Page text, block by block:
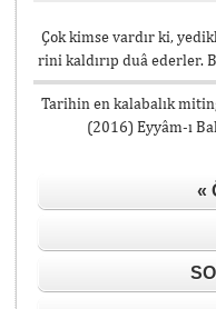
Çok kimse vardır ki,
rini kaldırıp duâ ederler.
Tarihin en kalabalık
(2016) Eyyâm-ı
«